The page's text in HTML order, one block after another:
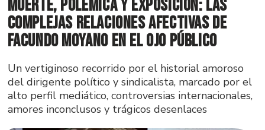
Muerte, polémica y exposición: las
complejas relaciones afectivas de
Facundo Moyano en el ojo público
Un vertiginoso recorrido por el historial amoroso
del dirigente político y sindicalista, marcado por el
alto perfil mediático, controversias internacionales,
amores inconclusos y trágicos desenlaces